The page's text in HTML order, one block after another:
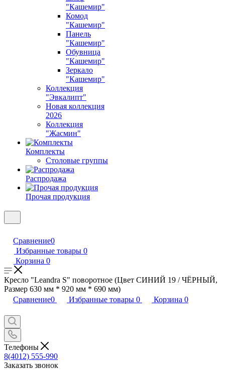
"Кашемир"
Комод
"Кашемир"
Панель
"Кашемир"
Обувница
"Кашемир"
Зеркало
"Кашемир"
Коллекция
"Эвкалипт"
Новая коллекция
2026
Коллекция
"Жасмин"
Комплекты
Столовые группы
Распродажа
Прочая продукция
Сравнение0
Избранные товары 0
Корзина 0
Кресло "Leandra S" поворотное (Цвет СИНИЙ 19 / ЧЁРНЫЙ,
Размер 630 мм * 920 мм * 690 мм)
Сравнение0 Избранные товары 0 Корзина 0
Телефоны
8(4012) 555-990
Заказать звонок